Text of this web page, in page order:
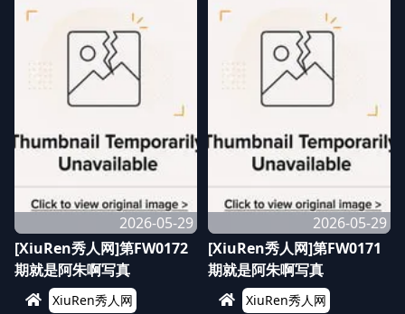
2026-05-29
[XiuRen秀人网]第FW0172
期就是阿朱啊写真
XiuRen秀人网
2026-05-29
[XiuRen秀人网]第FW0171
期就是阿朱啊写真
XiuRen秀人网